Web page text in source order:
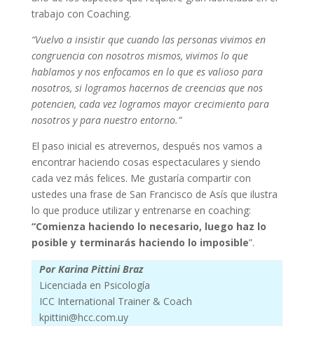
trabajo con Coaching.
“Vuelvo a insistir que cuando las personas vivimos en
congruencia con nosotros mismos, vivimos lo que
hablamos y nos enfocamos en lo que es valioso para
nosotros, si logramos hacernos de creencias que nos
potencien, cada vez logramos mayor crecimiento para
nosotros y para nuestro entorno.”
El paso inicial es atrevernos, después nos vamos a
encontrar haciendo cosas espectaculares y siendo
cada vez más felices. Me gustaría compartir con
ustedes una frase de San Francisco de Asís que ilustra
lo que produce utilizar y entrenarse en coaching:
“Comienza haciendo lo necesario, luego haz lo
posible y terminarás haciendo lo imposible”.
Por Karina Pittini Braz
Licenciada en Psicología
ICC International Trainer & Coach
kpittini@hcc.com.uy